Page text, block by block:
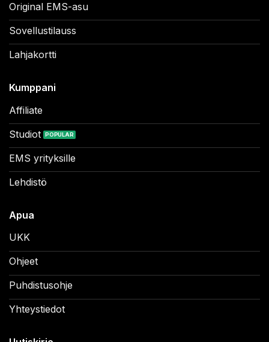
Original EMS-asu
Sovellustilauss
Lahjakortti
Kumppani
Affiliate
Studiot
EMS yrityksille
Lehdistö
Apua
UKK
Ohjeet
Puhdistusohje
Yhteystiedot